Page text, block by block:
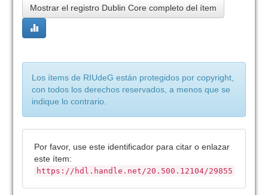
Mostrar el registro Dublin Core completo del ítem
Los ítems de RIUdeG están protegidos por copyright,
con todos los derechos reservados, a menos que se
indique lo contrario.
Por favor, use este identificador para citar o enlazar
este ítem:
https://hdl.handle.net/20.500.12104/29855